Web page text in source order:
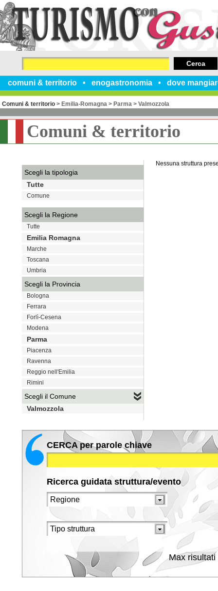
comuni & territorio enogastronomia dove
Cerca
Comuni & territorio > Emilia-Romagna > Parma > Valmozzola
Comuni & territorio
Nessuna struttura
Scegli la tipologia
Tutte
Comune
Scegli la Regione
Tutte
Emilia Romagna
Marche
Toscana
Umbria
Scegli la Provincia
Bologna
Ferrara
Forlì-Cesena
Modena
Parma
Piacenza
Ravenna
Reggio nell'Emilia
Rimini
Scegli il Comune
Valmozzola
CERCA per parole chiave
Ricerca guidata struttura/evento
Max risultati